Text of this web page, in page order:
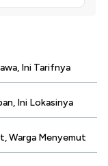
Ini Tarifnya
Ini Lokasinya
Warga Menyemut